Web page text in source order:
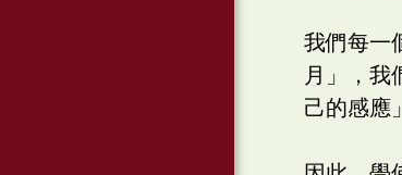
我們每一
月」，我
己的感應